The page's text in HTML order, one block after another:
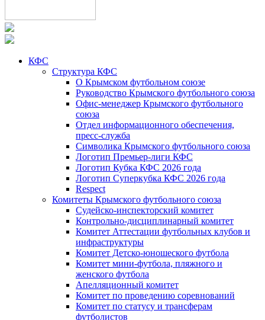
КФС
Структура КФС
О Крымском футбольном союзе
Руководство Крымского футбольного союза
Офис-менеджер Крымского футбольного
союза
Отдел информационного обеспечения,
пресс-служба
Символика Крымского футбольного союза
Логотип Премьер-лиги КФС
Логотип Кубка КФС 2026 года
Логотип Суперкубка КФС 2026 года
Respect
Комитеты Крымского футбольного союза
Судейско-инспекторский комитет
Контрольно-дисциплинарный комитет
Комитет Аттестации футбольных клубов и
инфраструктуры
Комитет Детско-юношеского футбола
Комитет мини-футбола, пляжного и
женского футбола
Апелляционный комитет
Комитет по проведению соревнований
Комитет по статусу и трансферам
футболистов